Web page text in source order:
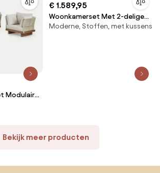
Modulaire
€ 1.589,95
Woonkamerset Met 2-delige
Modulaire Bank En Fauteuil In
Moderne, Stoffen, met kussens
Bekijk meer producten